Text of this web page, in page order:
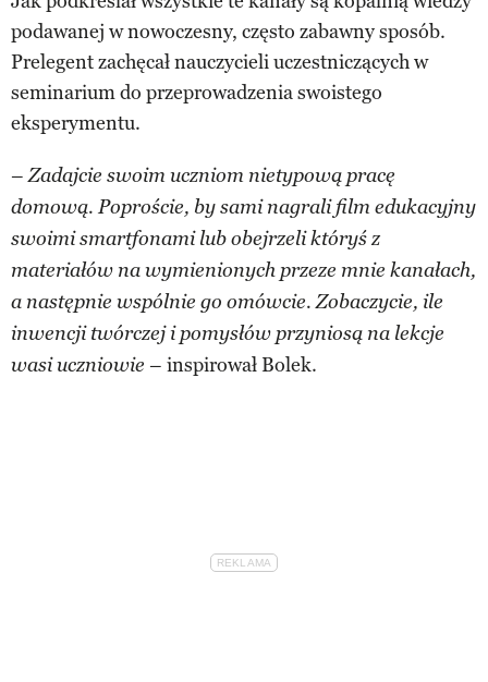
podawanej w nowoczesny, często zabawny sposób.
Prelegent zachęcał nauczycieli uczestniczących w
seminarium do przeprowadzenia swoistego
eksperymentu.
–Zadajcie swoim uczniom nietypową pracę
domową. Poproście, by sami nagrali film edukacyjny
swoimi smartfonami lub obejrzeli któryś z
materiałów na wymienionych przeze mnie kanałach,
a następnie wspólnie go omówcie. Zobaczycie, ile
inwencji twórczej i pomysłów przyniosą na lekcje
wasi uczniowie – inspirował Bolek.